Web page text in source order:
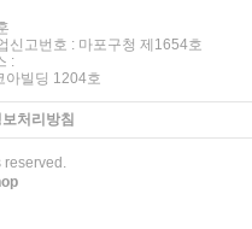
신고번호 : 마포구청 제1654호
:
아빌딩 1204호
처리방침